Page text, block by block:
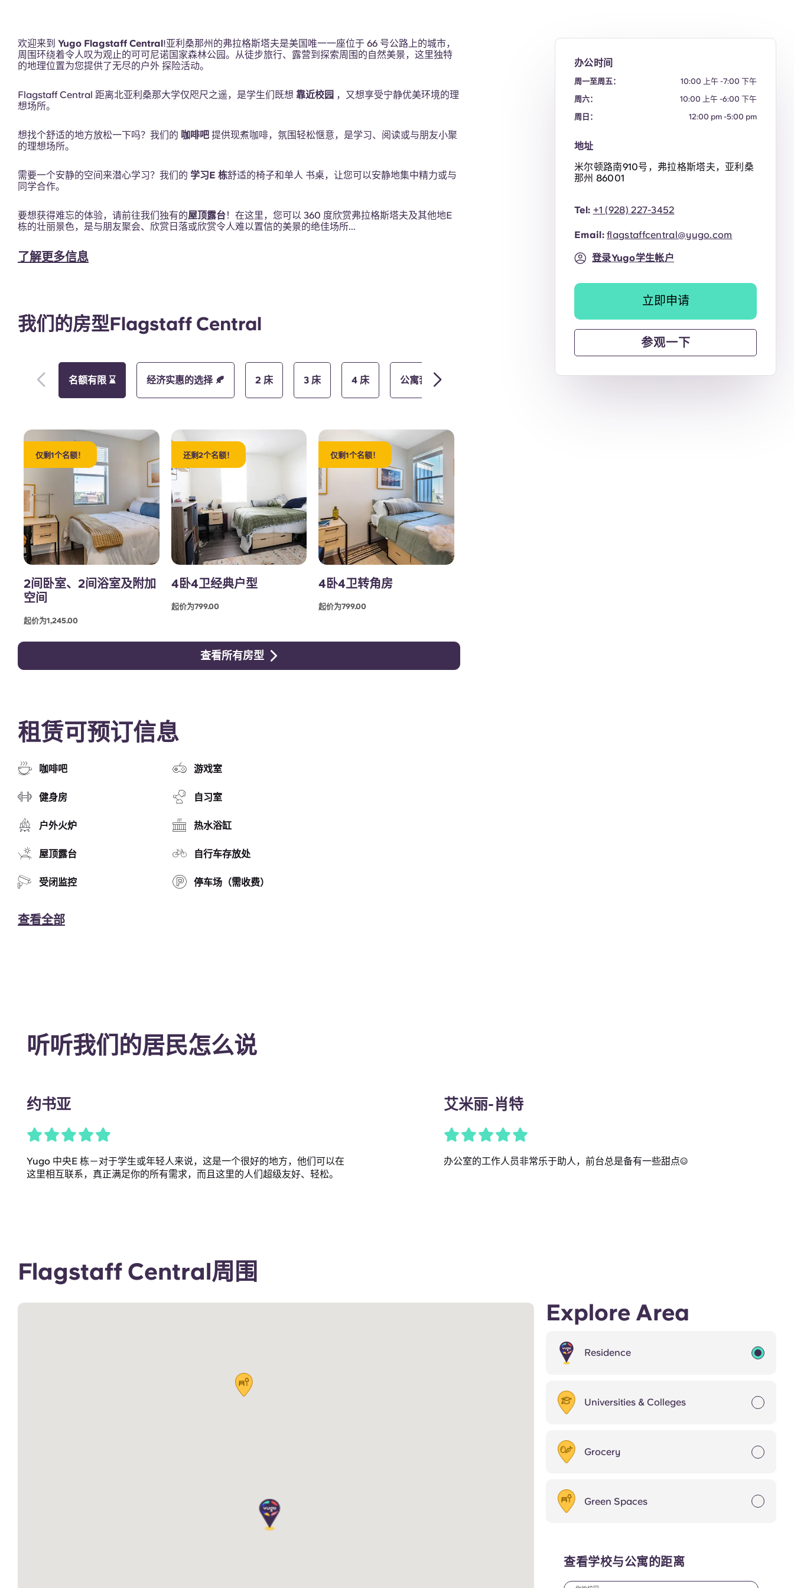
户外活动
健身房
外观
欢迎来到 Yugo Flagstaff Central!亚利桑那州的弗拉格斯塔夫是美国唯一一座位于 66 号公路上的城市，
周围环绕着令人叹为观止的可可尼诺国家森林公园。从徒步旅行、露营到探索周围的自然美景，这里独特
的地理位置为您提供了无尽的户外 探险活动。
Flagstaff Central 距离北亚利桑那大学仅咫尺之遥，是学生们既想 靠近校园 ，又想享受宁静优美环境的理
想场所。
想找个舒适的地方放松一下吗？我们的 咖啡吧 提供现煮咖啡，氛围轻松惬意，是学习、阅读或与朋友小聚
的理想场所。
需要一个安静的空间来潜心学习？我们的 学习E 栋舒适的椅子和单人 书桌，让您可以安静地集中精力或与
同学合作。
要想获得难忘的体验，请前往我们独有的屋顶露台！在这里，您可以 360 度欣赏弗拉格斯塔夫及其他地E
栋的壮丽景色，是与朋友聚会、欣赏日落或欣赏令人难以置信的美景的绝佳场所...
了解更多信息
我们的房型Flagstaff Central
名额有限 ⌛ 经济实惠的选择 🍂 2 床 3 床 4 床 公寓套房 售罄
仅剩1个名额！
2间卧室、2间浴室及附加
空间
起价为1,245.00
还剩2个名额！
4卧4卫经典户型
起价为799.00
仅剩1个名额！
4卧4卫转角房
起价为799.00
查看所有房型
租赁可预订信息
咖啡吧 游戏室
健身房 自习室
户外火炉 热水浴缸
屋顶露台 自行车存放处
受闭监控 停车场（需收费）
查看全部
办公时间
周一至周五：
10:00 上午 -7:00 下午
周六：
10:00 上午 -6:00 下午
周日：
12:00 pm -5:00 pm
地址
米尔顿路南910号，弗拉格斯塔夫，亚利桑
那州 86001
Tel: +1(928) 227-3452
Email: flagstaffcentral@yugo.com
登录Yugo学生帐户
立即申请
参观一下
听听我们的居民怎么说
约书亚
Yugo 中央E 栋－对于学生或年轻人来说，这是一个很好的地方，他们可以在
这里相互联系，真正满足你的所有需求，而且这里的人们超级友好、轻松。
艾米丽-肖特
办公室的工作人员非常乐于助人，前台总是备有一些甜点:)
Flagstaff Central周围
Explore Area
Residence
Universities & Colleges
Grocery
Green Spaces
查看学校与公寓的距离